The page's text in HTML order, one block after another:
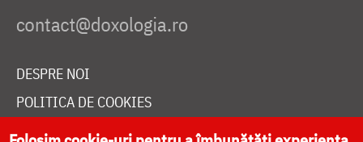
DESPRE NOI
POLITICA DE COOKIES
DONEAZĂ ONLINE PENTRU CATEDRALA NAȚIONALĂ